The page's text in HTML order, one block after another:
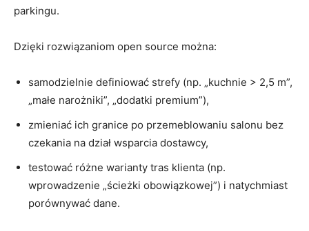
parkingu.
Dzięki rozwiązaniom open source można:
samodzielnie definiować strefy (np. „kuchnie > 2,5 m”,
„małe narożniki”, „dodatki premium”),
zmieniać ich granice po przemeblowaniu salonu bez
czekania na dział wsparcia dostawcy,
testować różne warianty tras klienta (np.
wprowadzenie „ścieżki obowiązkowej”) i natychmiast
porównywać dane.